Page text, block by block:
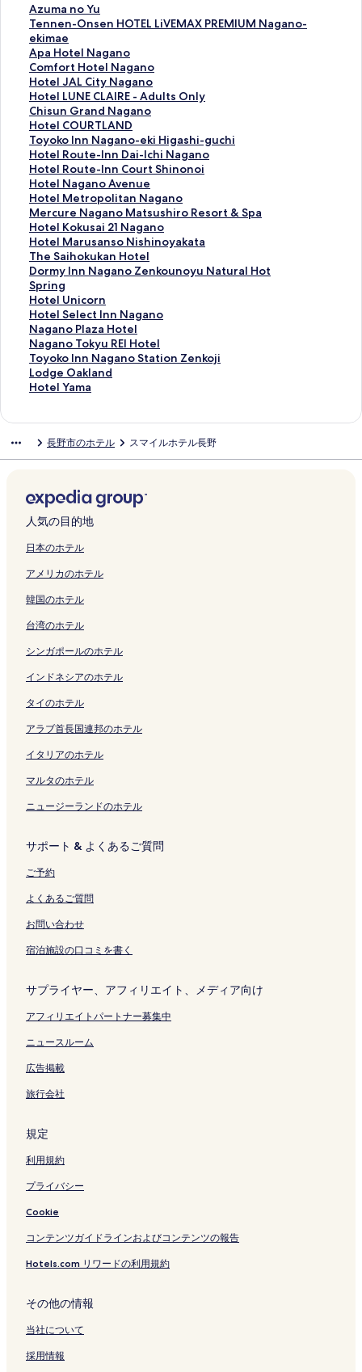
Azuma no Yu
A
z
u
m
a
n
o
Y
u
の
ペ
ー
ジ
を
開
く
リ
ン
ク
Tennen-Onsen HOTEL LiVEMAX PREMIUM Nagano-
ekimae
T
e
n
n
e
n
-
O
n
s
e
n
H
O
T
E
L
L
i
V
E
M
A
X
P
R
M
g
a
o
e
i
m
a
e
ペ
ジ
開
く
リ
ン
Apa Hotel Nagano
A
p
a
H
o
t
e
l
N
a
g
a
n
o
の
ペ
ー
ジ
を
開
く
リ
ン
ク
Comfort Hotel Nagano
C
o
m
f
o
r
t
H
o
t
e
l
N
a
g
a
n
o
の
ペ
ー
ジ
を
ン
ク
Hotel JAL City Nagano
H
o
t
e
l
J
A
L
C
i
t
y
N
a
g
a
n
o
の
ペ
ー
ジ
リ
ン
Hotel LUNE CLAIRE - Adults Only
H
o
t
e
l
L
U
N
E
C
L
A
I
R
E
-
A
d
u
l
t
y
ー
ジ
を
開
リ
ク
Chisun Grand Nagano
C
h
i
s
u
n
G
r
a
n
d
N
a
g
a
n
o
の
ペ
ー
く
リ
Hotel COURTLAND
H
o
t
e
l
C
O
U
R
T
L
A
N
D
の
ペ
ー
ジ
を
ン
ク
Toyoko Inn Nagano-eki Higashi-guchi
T
o
y
o
k
o
I
n
n
N
a
g
a
n
o
-
e
k
a
i
-
u
h
の
ペ
ー
ジ
開
リ
ク
Hotel Route-Inn Dai-Ichi Nagano
H
o
t
e
l
R
o
u
t
e
-
I
n
n
D
a
i
i
g
a
o
ペ
ジ
を
開
く
ン
Hotel Route-Inn Court Shinonoi
H
o
t
e
l
R
o
u
t
e
-
I
n
n
C
o
h
o
n
i
ペ
ジ
を
開
く
ン
Hotel Nagano Avenue
H
o
t
e
l
N
a
g
a
n
o
A
v
e
n
ペ
ー
開
く
リ
ン
Hotel Metropolitan Nagano
H
o
t
e
l
M
e
t
r
o
p
o
l
i
a
n
o
の
ペ
ジ
開
く
リ
ン
Mercure Nagano Matsushiro Resort & Spa
M
e
r
c
u
r
e
N
a
g
a
n
o
u
i
r
R
s
r
t
&
S
a
ペ
ジ
を
開
く
ン
Hotel Kokusai 21 Nagano
H
o
t
e
l
K
o
k
u
s
a
i
g
o
の
ペ
ー
を
く
リ
ン
ク
Hotel Marusanso Nishinoyakata
H
o
t
e
l
M
a
r
u
s
a
i
i
n
y
k
t
a
の
ペ
ジ
開
リ
ン
ク
The Saihokukan Hotel
T
h
e
S
a
i
h
o
k
u
o
l
の
ペ
ー
を
く
リ
ン
ク
Dormy Inn Nagano Zenkounoyu Natural Hot
Spring
D
o
r
m
y
I
n
n
N
o
n
k
u
o
u
N
a
t
r
l
o
t
S
p
i
の
ペ
ー
ジ
開
リ
ク
Hotel Unicorn
H
o
t
e
l
U
n
n
ー
ジ
を
開
リ
ク
Hotel Select Inn Nagano
H
o
t
e
l
S
t
n
N
g
n
の
ペ
ー
ジ
開
リ
ク
Nagano Plaza Hotel
N
a
g
a
n
z
o
t
l
ペ
ジ
を
開
く
ン
Nagano Tokyu REI Hotel
N
a
g
a
k
R
E
H
t
l
の
ペ
ー
を
く
ン
ク
Toyoko Inn Nagano Station Zenkoji
T
o
y
n
a
g
n
S
a
t
i
o
Z
n
o
j
i
の
ー
開
く
リ
ン
Lodge Oakland
L
o
O
a
a
n
の
ー
を
開
く
リ
ク
Hotel Yama
H
Y
a
の
ペ
ー
を
く
リ
ン
ク
長野市のホテル スマイルホテル長野
人気の目的地
日本のホテル
アメリカのホテル
韓国のホテル
台湾のホテル
シンガポールのホテル
インドネシアのホテル
タイのホテル
アラブ首長国連邦のホテル
イタリアのホテル
マルタのホテル
ニュージーランドのホテル
サポート & よくあるご質問
ご予約
よくあるご質問
お問い合わせ
宿泊施設の口コミを書く
サプライヤー、アフィリエイト、メディア向け
アフィリエイトパートナー募集中
ニュースルーム
広告掲載
旅行会社
規定
利用規約
プライバシー
Cookie
コンテンツガイドラインおよびコンテンツの報告
Hotels.com リワードの利用規約
その他の情報
当社について
採用情報